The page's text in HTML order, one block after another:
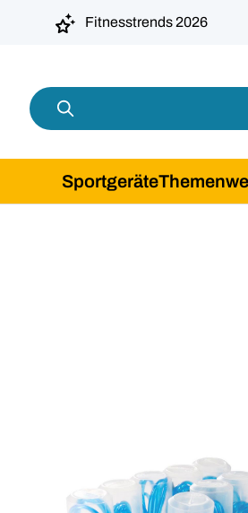
springen Fitnesstrends 2026
Sportgeräte